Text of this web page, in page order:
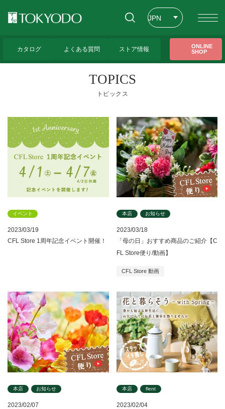
JPN
カタログ よくある質問 ストア情報
ONLINE
SHOP
本店 >
トップペー
10ページ
TOPICS
トピックス
2023/03/19
イベント
CFL Store 1周年記念イベント開催！
2023/03/18
本店 お知らせ
「母の日」おすすめ商品のご紹介【C
FL Store便り/動画】
CFL Store 動画
2023/02/07
本店 お知らせ
2023/02/04
本店 flent